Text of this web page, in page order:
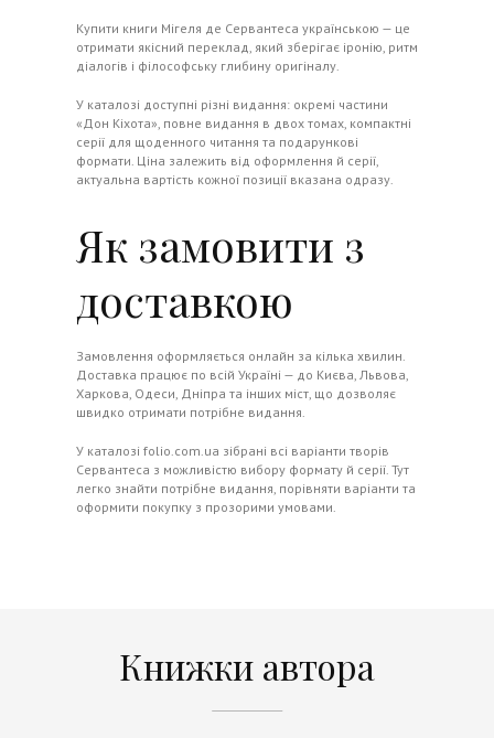
Купити книги Мігеля де Сервантеса українською — це
отримати якісний переклад, який зберігає іронію, ритм
діалогів і філософську глибину оригіналу.
У каталозі доступні різні видання: окремі частини
«Дон Кіхота», повне видання в двох томах, компактні
серії для щоденного читання та подарункові
формати. Ціна залежить від оформлення й серії,
актуальна вартість кожної позиції вказана одразу.
Як замовити з
доставкою
Замовлення оформляється онлайн за кілька хвилин.
Доставка працює по всій Україні — до Києва, Львова,
Харкова, Одеси, Дніпра та інших міст, що дозволяє
швидко отримати потрібне видання.
У каталозі folio.com.ua зібрані всі варіанти творів
Сервантеса з можливістю вибору формату й серії. Тут
легко знайти потрібне видання, порівняти варіанти та
оформити покупку з прозорими умовами.
Книжки автора